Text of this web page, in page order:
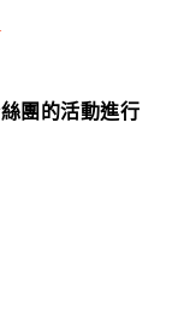
團的活動進行